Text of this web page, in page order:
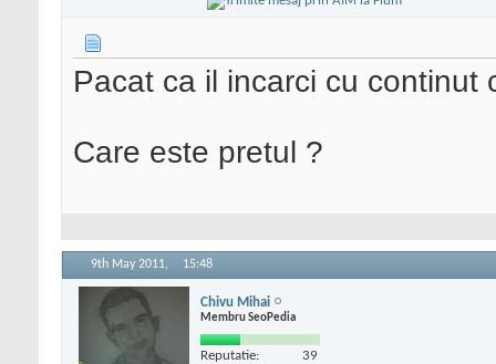
Pacat ca il incarci cu continut
Care este pretul ?
9th May 2011, 15:48
Chivu Mihai
Membru SeoPedia
Reputatie: 39